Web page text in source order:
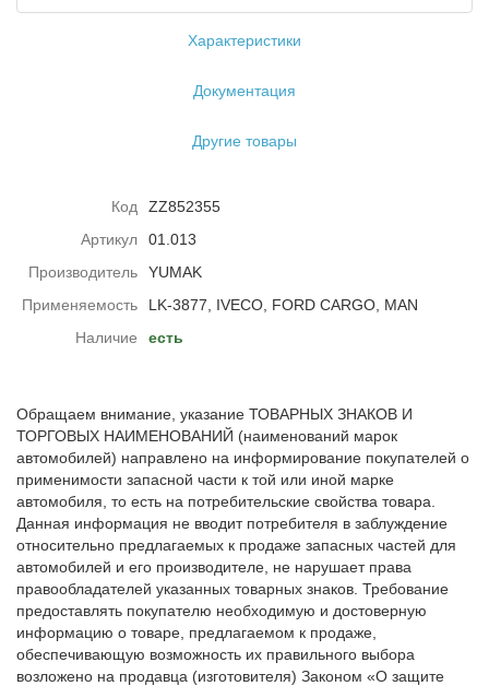
Характеристики
Документация
Другие товары
Код
ZZ852355
Артикул
01.013
Производитель
YUMAK
Применяемость
LK-3877, IVECO, FORD CARGO, MAN
Наличие
есть
Обращаем внимание, указание ТОВАРНЫХ ЗНАКОВ И
ТОРГОВЫХ НАИМЕНОВАНИЙ (наименований марок
автомобилей) направлено на информирование покупателей о
применимости запасной части к той или иной марке
автомобиля, то есть на потребительские свойства товара.
Данная информация не вводит потребителя в заблуждение
относительно предлагаемых к продаже запасных частей для
автомобилей и его производителе, не нарушает права
правообладателей указанных товарных знаков. Требование
предоставлять покупателю необходимую и достоверную
информацию о товаре, предлагаемом к продаже,
обеспечивающую возможность их правильного выбора
возложено на продавца (изготовителя) Законом «О защите